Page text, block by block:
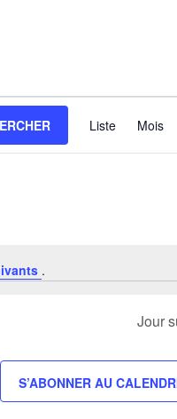
.
DE
Liste Mois
Jour
S’ABONNER AU